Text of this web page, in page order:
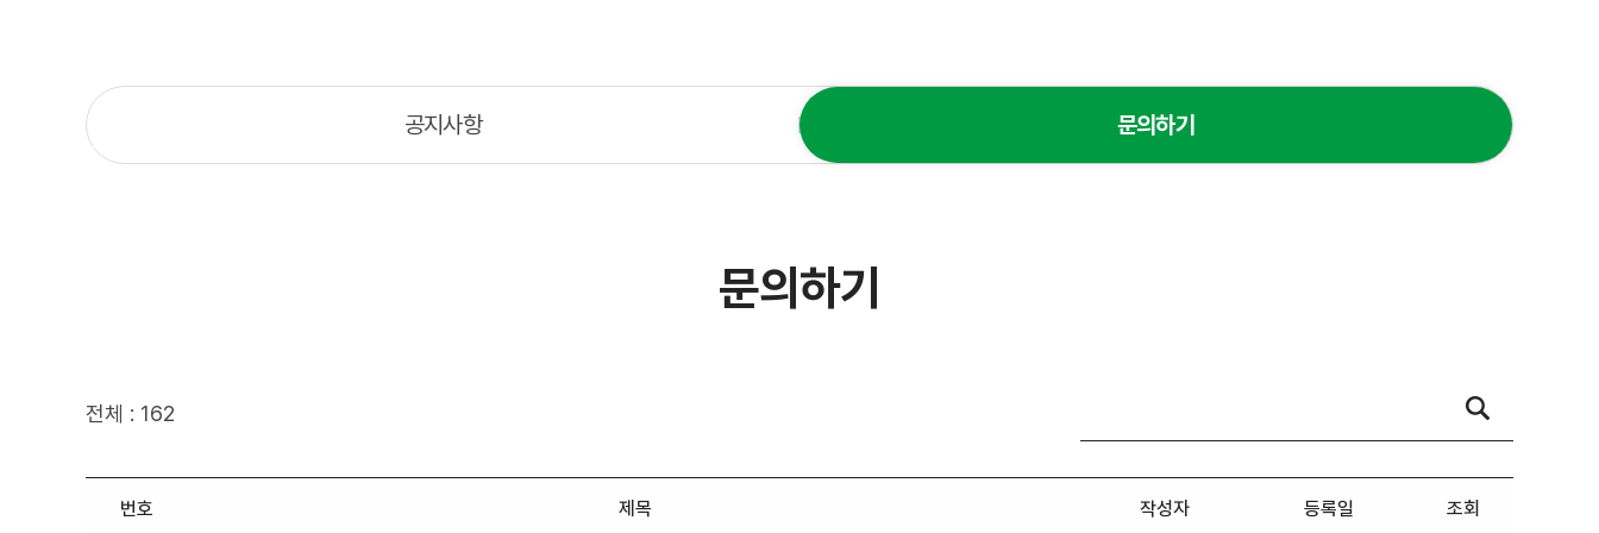
공지사항 문의하기
문의하기
전체 : 162
번호 제목 작성자 등록일 조회